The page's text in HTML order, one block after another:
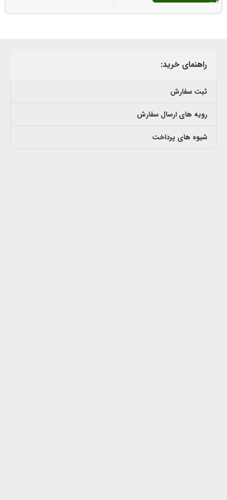
راهنمای خرید:
ثبت سفارش
رویه های ارسال سفارش
شیوه های پرداخت